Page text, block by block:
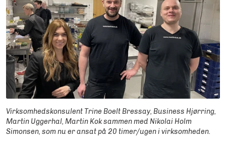
Virksomhedskonsulent Trine Boelt Bressay, Business Hjørring,
Martin Uggerhal, Martin Kok sammen med Nikolai Holm
Simonsen, som nu er ansat på 20 timer/ugen i virksomheden.